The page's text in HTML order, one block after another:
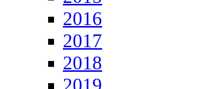
2016
2017
2018